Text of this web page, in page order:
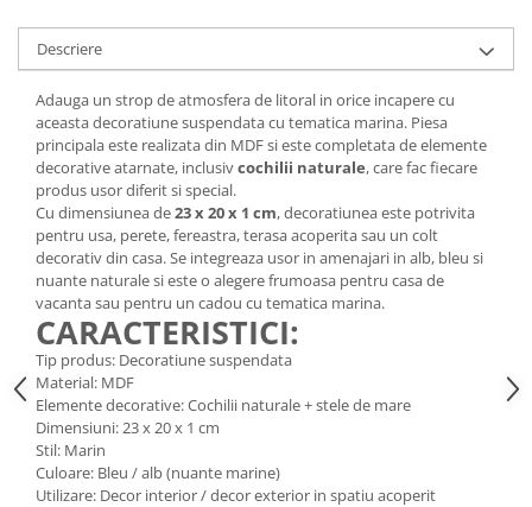
Descriere
Adauga un strop de atmosfera de litoral in orice incapere cu
aceasta decoratiune suspendata cu tematica marina. Piesa
principala este realizata din MDF si este completata de elemente
decorative atarnate, inclusivcochilii naturale, care fac fiecare
produs usor diferit si special.
Cu dimensiunea de23 x 20 x 1 cm, decoratiunea este potrivita
pentru usa, perete, fereastra, terasa acoperita sau un colt
decorativ din casa. Se integreaza usor in amenajari in alb, bleu si
nuante naturale si este o alegere frumoasa pentru casa de
vacanta sau pentru un cadou cu tematica marina.
CARACTERISTICI:
Tip produs: Decoratiune suspendata
Material: MDF
Elemente decorative: Cochilii naturale + stele de mare
Dimensiuni: 23 x 20 x 1 cm
Stil: Marin
Culoare: Bleu / alb (nuante marine)
Utilizare: Decor interior / decor exterior in spatiu acoperit